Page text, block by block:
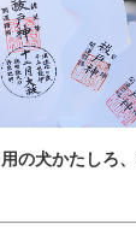
の犬かたしろ